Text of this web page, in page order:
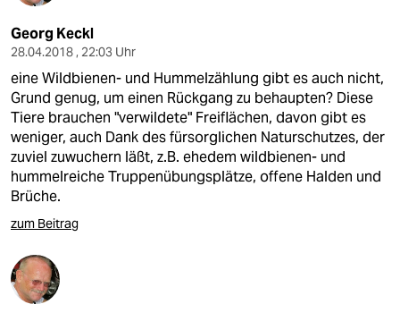
Georg Keckl
28.04.2018 , 22:03 Uhr
eine Wildbienen- und Hummelzählung gibt es auch nicht,
Grund genug, um einen Rückgang zu behaupten? Diese
Tiere brauchen "verwildete" Freiflächen, davon gibt es
weniger, auch Dank des fürsorglichen Naturschutzes, der
zuviel zuwuchern läßt, z.B. ehedem wildbienen- und
hummelreiche Truppenübungsplätze, offene Halden und
Brüche.
zum Beitrag